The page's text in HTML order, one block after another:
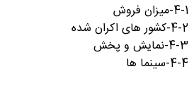
4-1-میزان فروش
4-2-کشور های اکران شده
4-3-نمایش و پخش
4-4-سینما ها